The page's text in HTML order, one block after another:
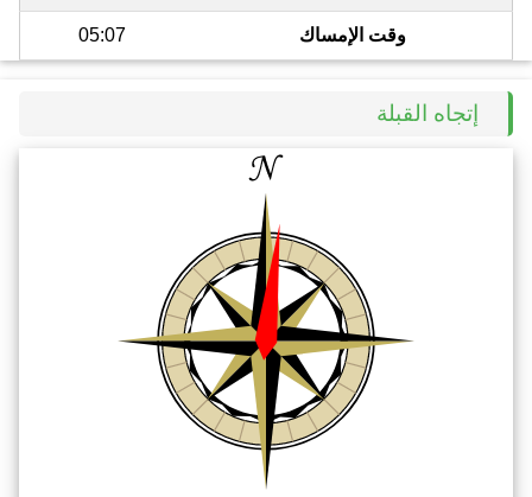
وقت الإمساك 05:07
إتجاه القبلة